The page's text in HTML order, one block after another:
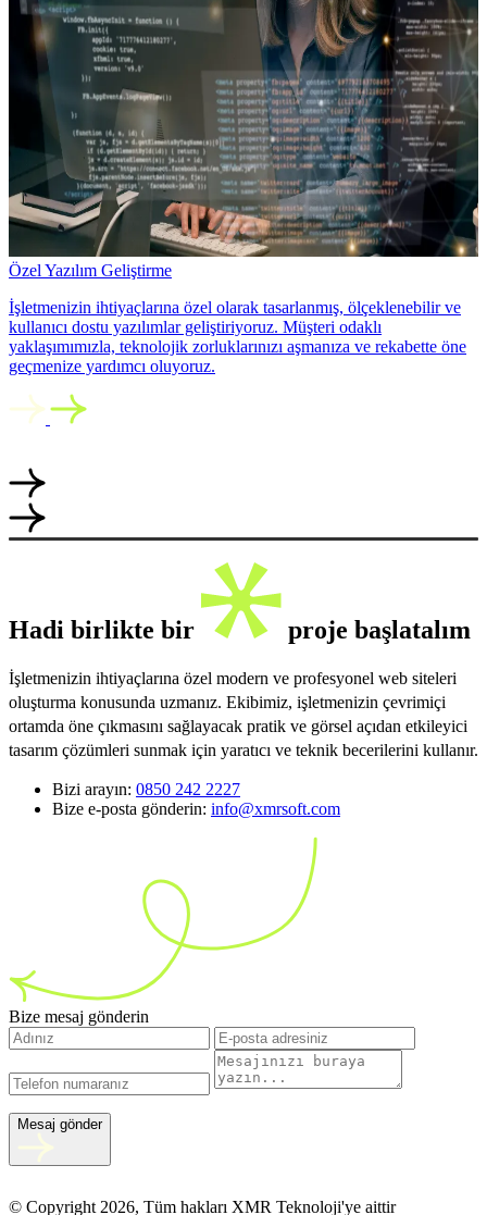
Özel Yazılım Geliştirme
İşletmenizin ihtiyaçlarına özel olarak tasarlanmış, ölçeklenebilir ve
kullanıcı dostu yazılımlar geliştiriyoruz. Müşteri odaklı
yaklaşımımızla, teknolojik zorluklarınızı aşmanıza ve rekabette öne
geçmenize yardımcı oluyoruz.
Hadi birlikte bir proje başlatalım
İşletmenizin ihtiyaçlarına özel modern ve profesyonel web siteleri
oluşturma konusunda uzmanız. Ekibimiz, işletmenizin çevrimiçi
ortamda öne çıkmasını sağlayacak pratik ve görsel açıdan etkileyici
tasarım çözümleri sunmak için yaratıcı ve teknik becerilerini kullanır.
Bizi arayın: 0850 242 2227
Bize e-posta gönderin: info@xmrsoft.com
Bize mesaj gönderin
Mesaj gönder
© Copyright 2026, Tüm hakları XMR Teknoloji'ye aittir